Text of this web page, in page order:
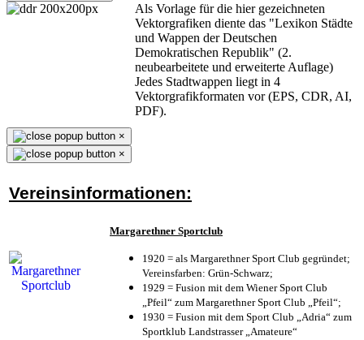
Als Vorlage für die hier gezeichneten
Vektorgrafiken diente das "Lexikon Städte
und Wappen der Deutschen
Demokratischen Republik" (2.
neubearbeitete und erweiterte Auflage)
Jedes Stadtwappen liegt in 4
Vektorgrafikformaten vor (EPS, CDR, AI,
PDF).
×
×
Vereinsinformationen:
Margarethner Sportclub
1920 = als Margarethner Sport Club gegründet;
Vereinsfarben: Grün-Schwarz;
1929 = Fusion mit dem Wiener Sport Club
„Pfeil“ zum Margarethner Sport Club „Pfeil“;
1930 = Fusion mit dem Sport Club „Adria“ zum
Sportklub Landstrasser „Amateure“